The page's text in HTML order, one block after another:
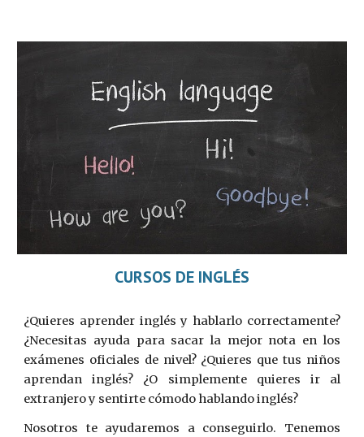
CURSOS DE INGLÉS
¿Quieres aprender inglés y hablarlo correctamente?
¿Necesitas ayuda para sacar la mejor nota en los
exámenes oficiales de nivel? ¿Quieres que tus niños
aprendan inglés? ¿O simplemente quieres ir al
extranjero y sentirte cómodo hablando inglés?
Nosotros te ayudaremos a conseguirlo. Tenemos